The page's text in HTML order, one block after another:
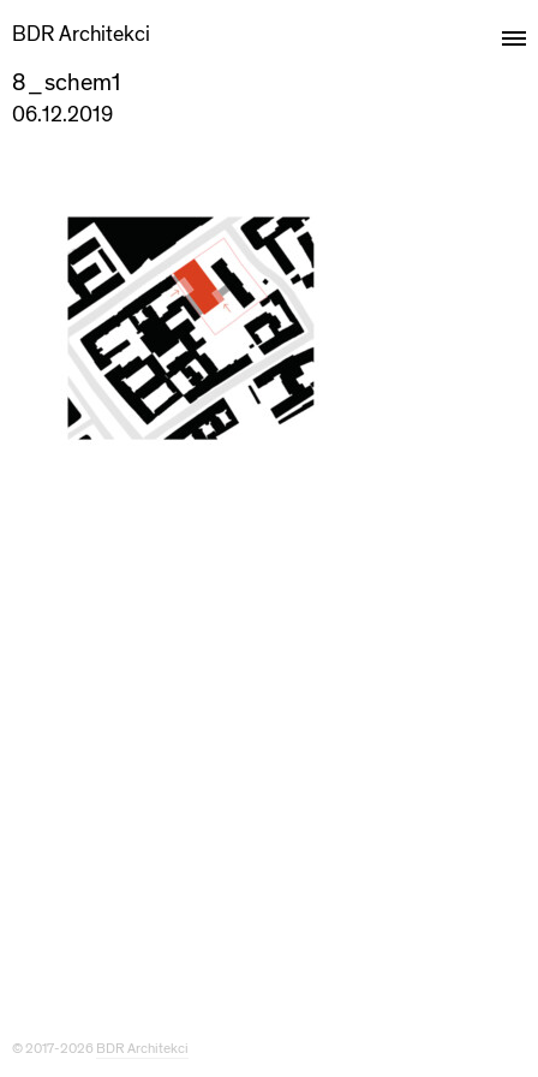
BDR Architekci
8_schem1
06.12.2019
© 2017-2026 BDR Architekci